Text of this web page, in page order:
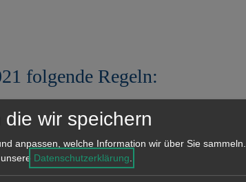
folgende Regeln:
2G-
bzw. Kundinnen und
wir speichern
anpassen, welche Information wir über Sie sammeln.
Datenschutzerklärung